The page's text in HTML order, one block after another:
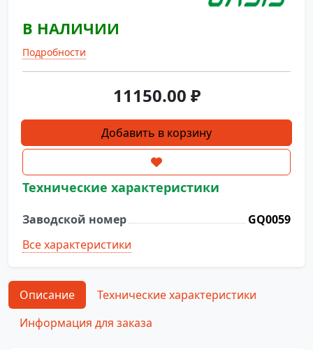
В НАЛИЧИИ
Подробности
11150.00 ₽
Количество
товара
сливной
(выпускной)
O-
3
Добавить в корзину
Технические характеристики
Заводской номер
GQ0059
Все характеристики
Описание
Технические характеристики
Информация для заказа